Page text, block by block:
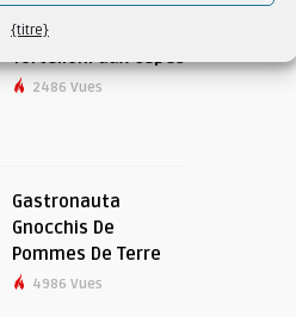
{titre}
Tortelloni aux cèpes
2486 Vues
Gastronauta
Gnocchis De
Pommes De Terre
4986 Vues